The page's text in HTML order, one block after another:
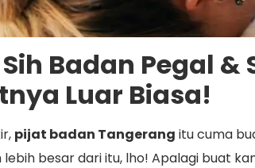
Badan Pegal
Luar Biasa!
pijat badan Tangerang itu cuma
besar dari itu, lho! Apalagi buat